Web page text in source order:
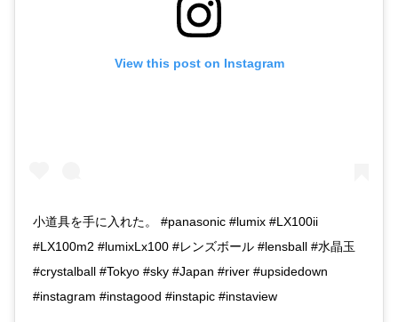
View this post on Instagram
小道具を手に入れた。 #panasonic #lumix #LX100ii
#LX100m2 #lumixLx100 #レンズボール #lensball #水晶玉
#crystalball #Tokyo #sky #Japan #river #upsidedown
#instagram #instagood #instapic #instaview